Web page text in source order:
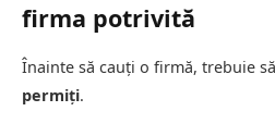
firma potrivită
Înainte să cauți o firmă, trebuie
permiți.